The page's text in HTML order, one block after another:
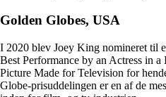
Golden Globes, USA
I 2020 blev Joey King nomineret til
Best Performance by an Actress in
Picture Made for Television for
Globe-prisuddelingen er en af de